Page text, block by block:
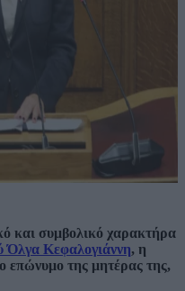
και συμβολικό χαρακτήρα
Όλγα Κεφαλογιάννη, η
επώνυμο της μητέρας της,